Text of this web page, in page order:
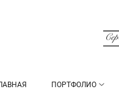
ПОРТФОЛИО